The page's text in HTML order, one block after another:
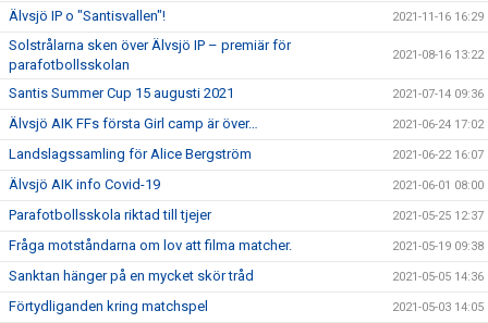
Älvsjö IP o "Santisvallen"! 2021-11-16 16:29
Solstrålarna sken över Älvsjö IP – premiär för
parafotbollsskolan
2021-08-16 13:22
Santis Summer Cup 15 augusti 2021 2021-07-14 09:36
Älvsjö AIK FFs första Girl camp är över… 2021-06-24 17:02
Landslagssamling för Alice Bergström 2021-06-22 16:07
Älvsjö AIK info Covid-19 2021-06-01 08:00
Parafotbollsskola riktad till tjejer 2021-05-25 12:37
Fråga motståndarna om lov att filma matcher. 2021-05-19 09:38
Sanktan hänger på en mycket skör tråd 2021-05-05 14:36
Förtydliganden kring matchspel 2021-05-03 14:05